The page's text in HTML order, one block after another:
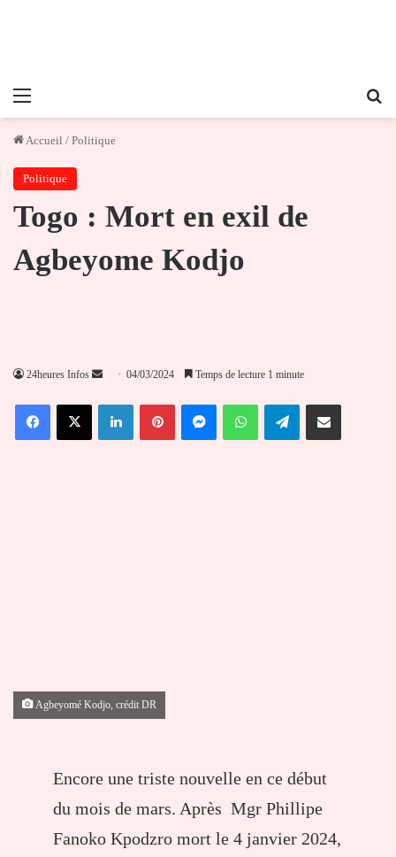
Menu
Accueil / Politique
Politique
Togo : Mort en exil de
Agbeyome Kodjo
24heures Infos
Envoyer
courriel
04/03/2024 Temps de lecture 1 minute
FacebookX LinkedinPinterestMessengerWhatsAppTelegramPartager par email
Agbeyomé Kodjo, crédit DR
Encore une triste nouvelle en ce début
du mois de mars. Après Mgr Phillipe
Fanoko Kpodzro mort le 4 janvier 2024,